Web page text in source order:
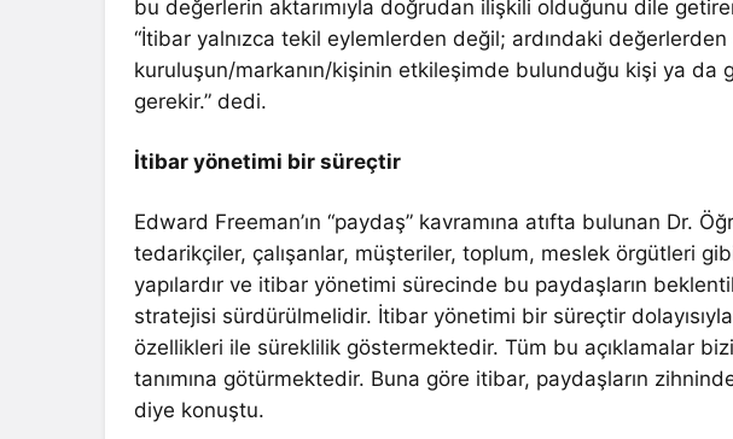
bu değerlerin aktarımıyla doğrudan ilişkili olduğunu dile
“İtibar yalnızca tekil eylemlerden değil; ardındaki
kuruluşun/markanın/kişinin etkileşimde bulunduğu kişi ya da
gerekir.” dedi.
İtibar yönetimi bir süreçtir
Edward Freeman’ın “paydaş” kavramına atıfta bulunan Dr.
tedarikçiler, çalışanlar, müşteriler, toplum, meslek örgütleri
yapılardır ve itibar yönetimi sürecinde bu paydaşların
stratejisi sürdürülmelidir. İtibar yönetimi bir süreçtir
özellikleri ile süreklilik göstermektedir. Tüm bu açıklamalar
tanımına götürmektedir. Buna göre itibar, paydaşların
diye konuştu.